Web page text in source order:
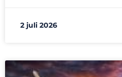
2 juli 2026